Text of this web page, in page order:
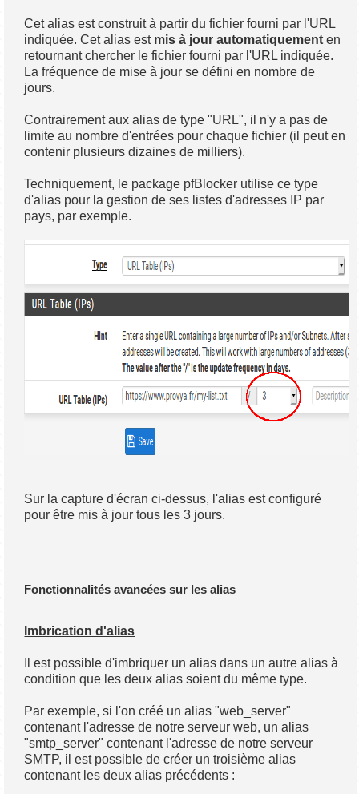
Cet alias est construit à partir du fichier fourni par l'URL
indiquée. Cet alias est mis à jour automatiquement en
retournant chercher le fichier fourni par l'URL indiquée.
La fréquence de mise à jour se défini en nombre de
jours.
Contrairement aux alias de type "URL", il n'y a pas de
limite au nombre d'entrées pour chaque fichier (il peut en
contenir plusieurs dizaines de milliers).
Techniquement, le package pfBlocker utilise ce type
d'alias pour la gestion de ses listes d'adresses IP par
pays, par exemple.
Sur la capture d'écran ci-dessus, l'alias est configuré
pour être mis à jour tous les 3 jours.
Fonctionnalités avancées sur les alias
Imbrication d'alias
Il est possible d'imbriquer un alias dans un autre alias à
condition que les deux alias soient du même type.
Par exemple, si l'on créé un alias "web_server"
contenant l'adresse de notre serveur web, un alias
"smtp_server" contenant l'adresse de notre serveur
SMTP, il est possible de créer un troisième alias
contenant les deux alias précédents :